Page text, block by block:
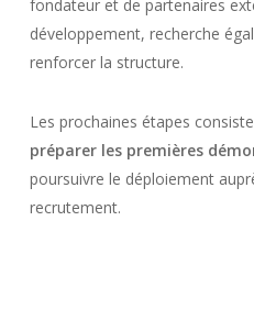
fondateur et de partenaires
développement, recherche
renforcer la structure.
Les prochaines étapes
préparer les premières
poursuivre le déploiement
recrutement.